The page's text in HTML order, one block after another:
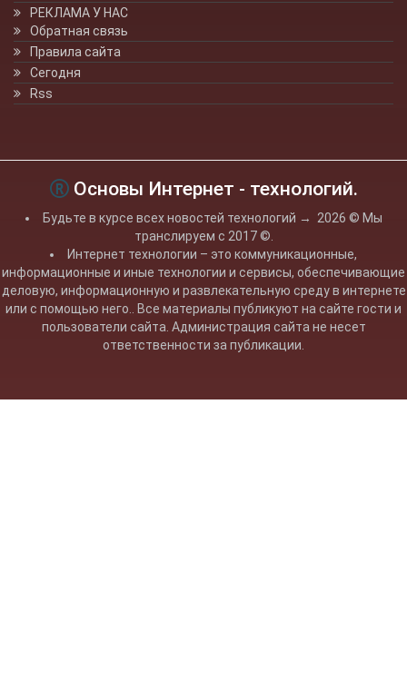
РЕКЛАМА У НАС
Обратная связь
Правила сайта
Сегодня
Rss
Основы Интернет - технологий.
Будьте в курсе всех новостей технологий → 2026 © Мы
транслируем с 2017 ©.
Интернет технологии – это коммуникационные,
информационные и иные технологии и сервисы, обеспечивающие
деловую, информационную и развлекательную среду в интернете
или с помощью него.. Все материалы публикуют на сайте гости и
пользователи сайта. Администрация сайта не несет
ответственности за публикации.